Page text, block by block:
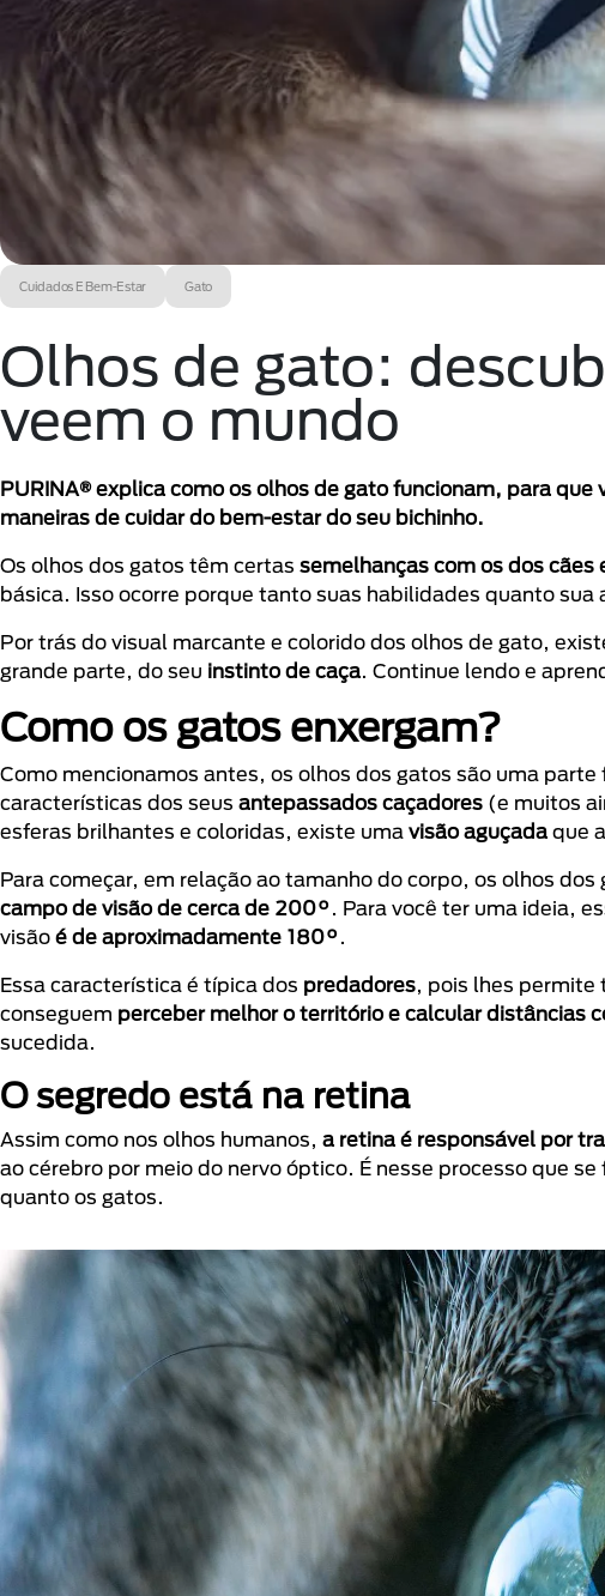
Cuidados E Bem-Estar Gato
Olhos de gato:
veem o mundo
PURINA® explica como os olhos de gato funcionam, para
maneiras de cuidar do bem-estar do seu bichinho.
Os olhos dos gatos têm certas semelhanças com os dos cães
básica. Isso ocorre porque tanto suas habilidades quanto sua
Por trás do visual marcante e colorido dos olhos de gato,
grande parte, do seu instinto de caça. Continue lendo e
Como os gatos enxergam?
Como mencionamos antes, os olhos dos gatos são uma
características dos seus antepassados caçadores (e muitos
esferas brilhantes e coloridas, existe uma visão aguçada que
Para começar, em relação ao tamanho do corpo, os olhos dos
campo de visão de cerca de 200°. Para você ter uma ideia,
visão é de aproximadamente 180°.
Essa característica é típica dos predadores, pois lhes permite
conseguem perceber melhor o território e calcular distâncias
sucedida.
O segredo está na retina
Assim como nos olhos humanos, a retina é responsável por
ao cérebro por meio do nervo óptico. É nesse processo que
quanto os gatos.